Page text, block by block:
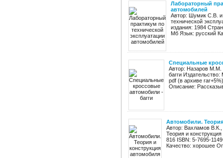
Лабораторный
автомобилей
Автор: Шумик С.В. и
технической
издания: 1984
Мб Язык: русский
Специальные
Автор: Назаров М.М.
багги
pdf (в архиве
Описание:
Автомобили.
Автор: Вахламов
Теория и
816 ISBN: 5-7695-
Качество: хорошее